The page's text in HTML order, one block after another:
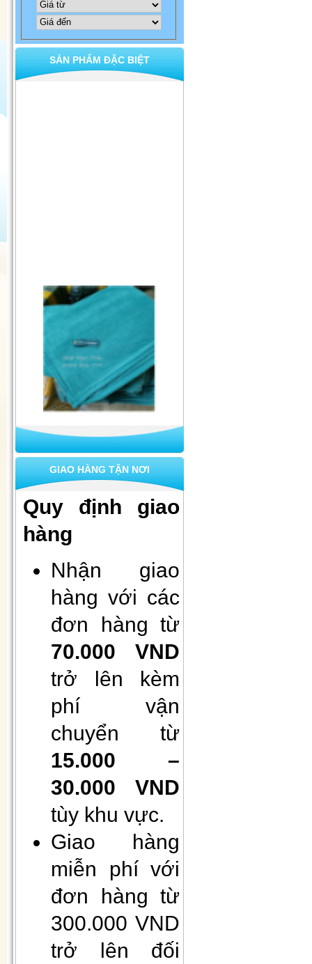
SẢN PHẨM ĐẶC BIỆT
Chăn nỉ xanh Vietnam Airlines
Set 10 khẩu trang quốc phòng 4
lớp kháng khuẩn
Hộp 50 khẩu trang giấy 4 lớp
kháng khuẩn
Gối Vietnam airlines màu xanh
(30cmx40cm)
GIAO HÀNG TẬN NƠI
Quy định giao
hàng
Nhận giao
hàng với các
đơn hàng từ
70.000 VND
trở lên kèm
phí vận
chuyển từ
15.000 –
30.000 VND
tùy khu vực.
Giao hàng
miễn phí với
đơn hàng từ
300.000 VND
trở lên đối